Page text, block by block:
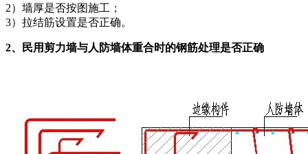
2）墙厚是否按图施工；
3）拉结筋设置是否正确。
2、民用剪力墙与人防墙体重合时的钢筋处理是否正确